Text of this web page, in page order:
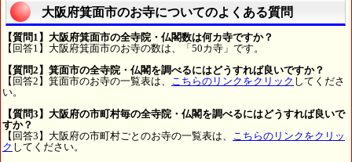
大阪府箕面市のお寺についてのよくある質問
【質問1】大阪府箕面市の全寺院・仏閣数は何カ寺ですか？
【回答1】大阪府箕面市のお寺の数は、「50カ寺」です。
【質問2】箕面市の全寺院・仏閣を調べるにはどうすれば良いですか？
【回答2】箕面市のお寺の一覧表は、 こちらのリンクをクリック してくださ
い。
【質問3】大阪府の市町村毎の全寺院・仏閣を調べるにはどうすれば良いで
すか？
【回答3】大阪府の市町村ごとのお寺の一覧表は、 こちらのリンクをクリッ
ク してください。